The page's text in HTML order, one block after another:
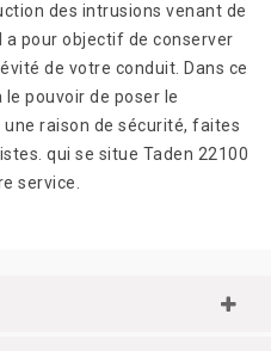
des intrusions venant de
a pour objectif de conserver
de votre conduit. Dans ce
le pouvoir de poser le
raison de sécurité, faites
qui se situe Taden 22100
service.